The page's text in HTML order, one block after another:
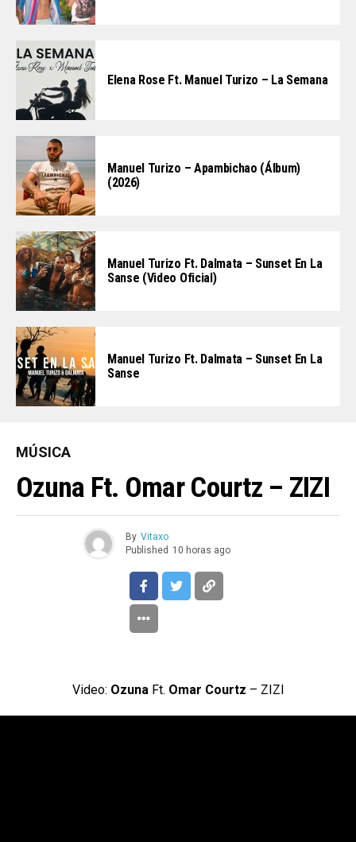
Elena Rose Ft. Manuel Turizo – La Semana
Manuel Turizo – Apambichao (Álbum)
(2026)
Manuel Turizo Ft. Dalmata – Sunset En La
Sanse (Video Oficial)
Manuel Turizo Ft. Dalmata – Sunset En La
Sanse
MÚSICA
Ozuna Ft. Omar Courtz – ZIZI
By Vitaxo
Published 10 horas ago
Video: Ozuna Ft. Omar Courtz – ZIZI